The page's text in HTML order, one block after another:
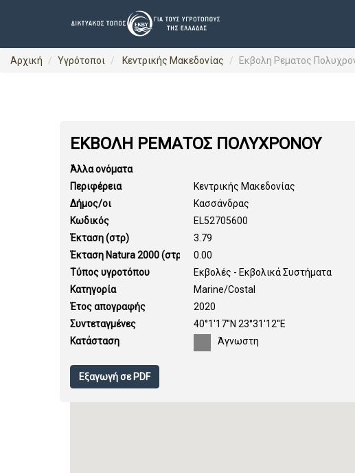
Αρχική Υγρότοποι Κεντρικής Μακεδονίας Εκβολη Ρεματος
ΕΚΒΟΛΗ ΡΕΜΑΤΟΣ ΠΟΛΥΧΡΟΝΟΥ
Άλλα ονόματα
Περιφέρεια
Κεντρικής Μακεδονίας
Δήμος/οι
Κασσάνδρας
Κωδικός
EL52705600
Έκταση (στρ)
3.79
Έκταση Natura 2000 (στρ)
0.00
Τύπος υγροτόπου
Εκβολές - Εκβολικά Συστήματα
Κατηγορία
Marine/Costal
Έτος απογραφής
2020
Συντεταγμένες
40°1'17''N 23°31'12''E
Κατάσταση
Άγνωστη
Εξαγωγή σε PDF